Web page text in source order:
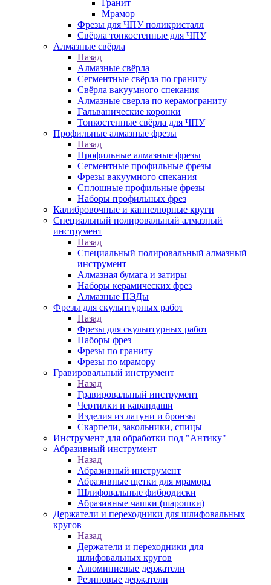
Гранит
Мрамор
Фрезы для ЧПУ поликристалл
Свёрла тонкостенные для ЧПУ
Алмазные свёрла
Назад
Алмазные свёрла
Сегментные свёрла по граниту
Свёрла вакуумного спекания
Алмазные сверла по керамограниту
Гальванические коронки
Тонкостенные свёрла для ЧПУ
Профильные алмазные фрезы
Назад
Профильные алмазные фрезы
Сегментные профильные фрезы
Фрезы вакуумного спекания
Сплошные профильные фрезы
Наборы профильных фрез
Калибровочные и каннелюрные круги
Специальный полировальный алмазный
инструмент
Назад
Специальный полировальный алмазный
инструмент
Алмазная бумага и затиры
Наборы керамических фрез
Алмазные ПЭДы
Фрезы для скульптурных работ
Назад
Фрезы для скульптурных работ
Наборы фрез
Фрезы по граниту
Фрезы по мрамору
Гравировальный инструмент
Назад
Гравировальный инструмент
Чертилки и карандаши
Изделия из латуни и бронзы
Скарпели, закольники, спицы
Инструмент для обработки под "Антику"
Абразивный инструмент
Назад
Абразивный инструмент
Абразивные щетки для мрамора
Шлифовальные фибродиски
Абразивные чашки (шарошки)
Держатели и переходники для шлифовальных
кругов
Назад
Держатели и переходники для
шлифовальных кругов
Алюминиевые держатели
Резиновые держатели